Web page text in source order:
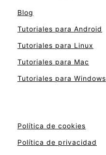
Blog
Tutoriales para Android
Tutoriales para Linux
Tutoriales para Mac
Tutoriales para Windows
Política de cookies
Política de privacidad